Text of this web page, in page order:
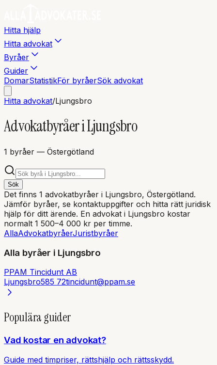
Hitta hjälp
Hitta advokat
Byråer
Guider
DomarStatistikFör byråerSök advokat
Hitta advokat/Ljungsbro
Advokatbyråer iLjungsbro
1 byråer — Östergötland
Sök
Det finns 1 advokatbyråer i Ljungsbro, Östergötland.
Jämför byråer, se kontaktuppgifter och hitta rätt juridisk
hjälp för ditt ärende. En advokat i Ljungsbro kostar
normalt 1 500–4 000 kr per timme.
AllaAdvokatbyråerJuristbyråer
Alla byråer i Ljungsbro
PPAM Tincidunt AB
Ljungsbro585 72tincidunt@ppam.se
Populära guider
Vad kostar en advokat?
Guide med timpriser, rättshjälp och rättsskydd.